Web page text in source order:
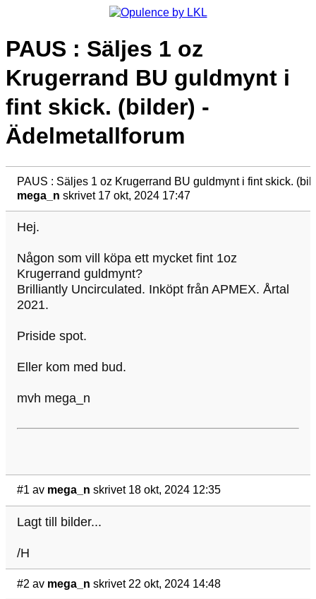
PAUS : Säljes 1 oz
Krugerrand BU guldmynt i
fint skick. (bilder) -
Ädelmetallforum
PAUS : Säljes 1 oz Krugerrand BU guldmynt i fint skick.
mega_n skrivet 17 okt, 2024 17:47
Hej.
Någon som vill köpa ett mycket fint 1oz
Krugerrand guldmynt?
Brilliantly Uncirculated. Inköpt från APMEX. Årtal
2021.
Priside spot.
Eller kom med bud.
mvh mega_n
#1 av mega_n skrivet 18 okt, 2024 12:35
Lagt till bilder...
/H
#2 av mega_n skrivet 22 okt, 2024 14:48